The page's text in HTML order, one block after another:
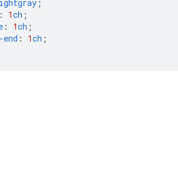
;
: 1ch ;
: 1ch ;
: 1ch ;